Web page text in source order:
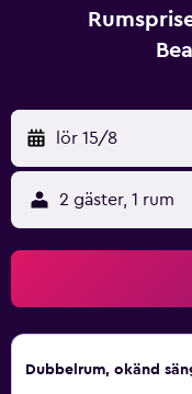
lör 15/8
2 gäster, 1 rum
Dubbelrum, okänd